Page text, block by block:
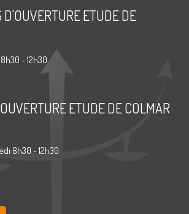
D'OUVERTURE ETUDE DE
- 12h30
ETUDE DE COLMAR
8h30 - 12h30